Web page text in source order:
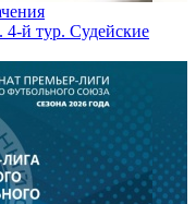
й тур. Судейские